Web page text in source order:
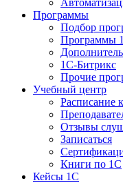
Программы
Подбор
Программы
1С-Битрикс
Прочие
Учебный центр
Расписание
Отзывы
Записаться
Книги по 1С
Кейсы 1С